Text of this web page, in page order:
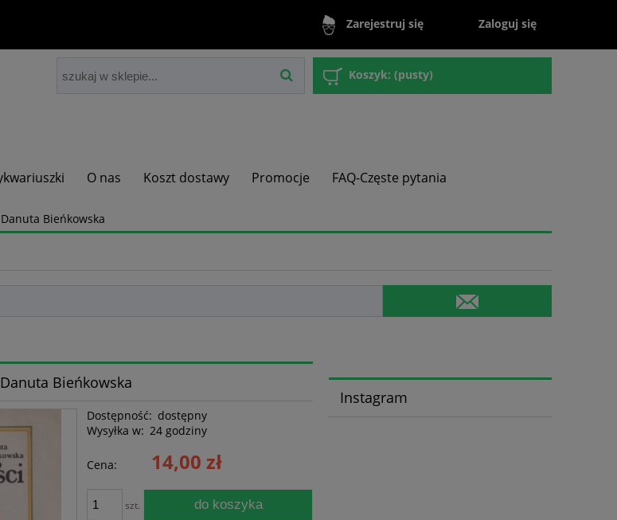
Zarejestruj się Zaloguj się
Koszyk: (pusty)
O nas Koszt dostawy Promocje FAQ-Częste pytania
Bieńkowska
Bieńkowska
Dostępność: dostępny
Wysyłka w: 24 godziny
Cena: 14,00 zł
szt. do koszyka
Instagram